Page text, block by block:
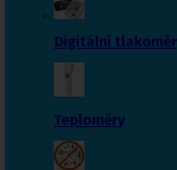
Digitální
Teploměry